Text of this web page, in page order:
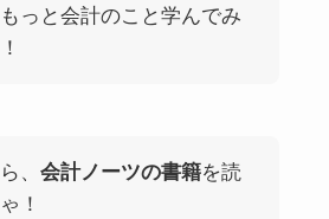
っと会計のこと学んでみ
、 会計ノーツの書籍を読
！